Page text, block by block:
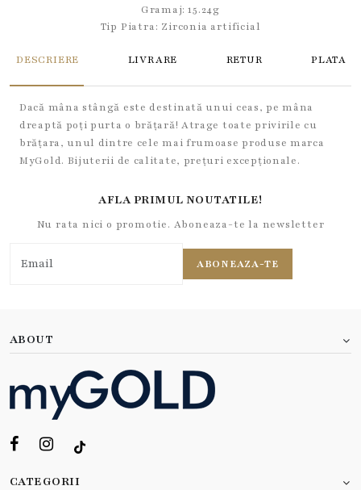
Gramaj: 15.24g
Tip Piatra: Zirconia artificial
DESCRIERE LIVRARE RETUR PLATA
Dacă mâna stângă este destinată unui ceas, pe mâna
dreaptă poți purta o brățară! Atrage toate privirile cu
brățara, unul dintre cele mai frumoase produse marca
MyGold. Bijuterii de calitate, prețuri excepționale.
AFLA PRIMUL NOUTATILE!
Nu rata nici o promotie. Aboneaza-te la newsletter
ABONEAZA-TE
ABOUT
CATEGORII